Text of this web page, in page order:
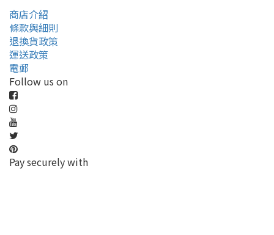
商店介紹
條款與細則
退換貨政策
運送政策
電郵
Follow us on
Pay securely with